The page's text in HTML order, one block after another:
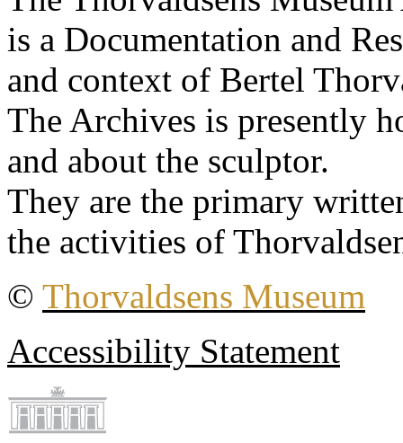
is a Documentation and
and context of Bertel
The Archives is presently
and about the sculptor.
They are the primary
the activities of
© Thorvaldsens Museum
Accessibility Statement